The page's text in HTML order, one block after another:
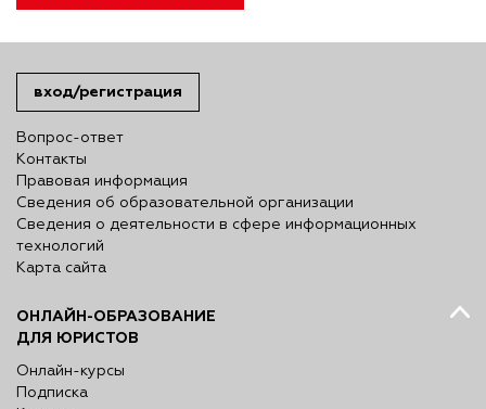
вход/регистрация
Вопрос-ответ
Контакты
Правовая информация
Сведения об образовательной организации
Сведения о деятельности в сфере информационных
технологий
Карта сайта
ОНЛАЙН-ОБРАЗОВАНИЕ
ДЛЯ ЮРИСТОВ
Онлайн-курсы
Подписка